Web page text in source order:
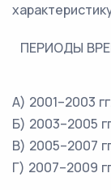
ПЕРИОДЫ
А) 2001–2003
Б) 2003–2005
В) 2005–2007
Г) 2007–2009